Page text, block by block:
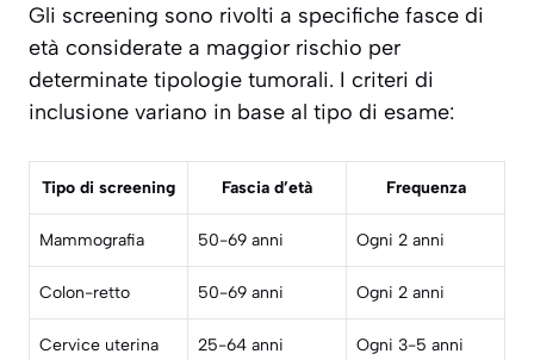
Gli screening sono rivolti a specifiche fasce di
età considerate a maggior rischio per
determinate tipologie tumorali. I criteri di
inclusione variano in base al tipo di esame:
Tipo di screening Fascia d’età Frequenza
Mammografia 50-69 anni Ogni 2 anni
Colon-retto 50-69 anni Ogni 2 anni
Cervice uterina 25-64 anni Ogni 3-5 anni